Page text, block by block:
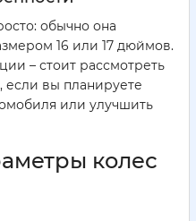
обычно она
16 или 17 дюймов.
– стоит рассмотреть
если вы планируете
или улучшить
колес